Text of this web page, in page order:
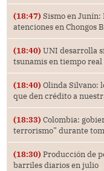
(18:47) Sismo en Junín:
atenciones en Chongos
(18:40) UNI desarrolla
tsunamis en tiempo real
(18:40) Olinda Silvano:
que den crédito a
(18:33) Colombia:
terrorismo” durante
(18:30) Producción de
barriles diarios en julio